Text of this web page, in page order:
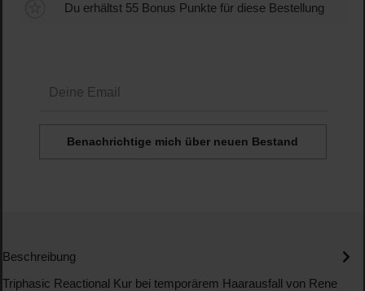
Du erhältst 55 Bonus Punkte für diese Bestellung
Benachrichtige mich über neuen Bestand
Beschreibung
Triphasic Reactional Kur bei temporärem Haarausfall von Rene